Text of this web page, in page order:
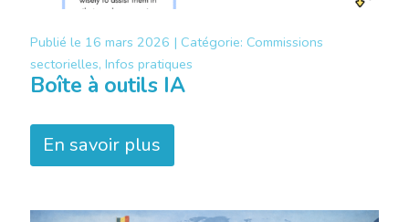
Publié le 16 mars 2026 | Catégorie: Commissions
sectorielles, Infos pratiques
Boîte à outils IA
En savoir plus